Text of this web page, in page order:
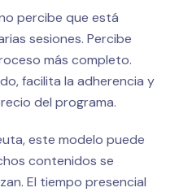
percibe que está
sesiones. Percibe
más completo.
facilita la adherencia y
del programa.
este modelo puede
contenidos se
El tiempo presencial